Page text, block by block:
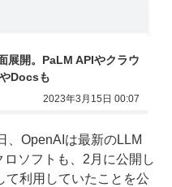
展開。PaLM APIやクラウ
Docsも
2023年3月15日 00:07
、OpenAIは最新のLLM
ロソフトも、2月に公開し
て利用していたことを公